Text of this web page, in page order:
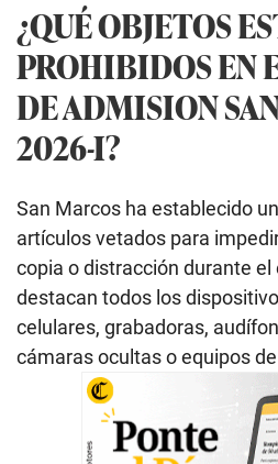
¿QUÉ OBJETOS
PROHIBIDOS EN
DE ADMISION
2026-I?
San Marcos ha establecido
artículos vetados para
copia o distracción durante
destacan todos los
celulares, grabadoras,
cámaras ocultas o equipos